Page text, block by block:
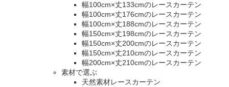
幅100cm×丈133cmのレースカーテン
幅100cm×丈176cmのレースカーテン
幅100cm×丈188cmのレースカーテン
幅150cm×丈198cmのレースカーテン
幅150cm×丈200cmのレースカーテン
幅150cm×丈210cmのレースカーテン
幅200cm×丈210cmのレースカーテン
素材で選ぶ
天然素材レースカーテン